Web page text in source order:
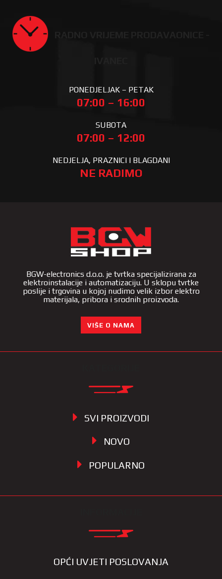
PONEDJELJAK – PETAK
07:00 – 16:00
SUBOTA
07:00 – 12:00
NEDJELJA, PRAZNICI I BLAGDANI
NE RADIMO
BGW-electronics d.o.o. je tvrtka specijalizirana za
elektroinstalacije i automatizaciju. U sklopu tvrtke
poslije i trgovina u kojoj nudimo velik izbor elektro
materijala, pribora i srodnih proizvoda.
VIŠE O NAMA
SVI PROIZVODI
NOVO
POPULARNO
OPĆI UVJETI POSLOVANJA